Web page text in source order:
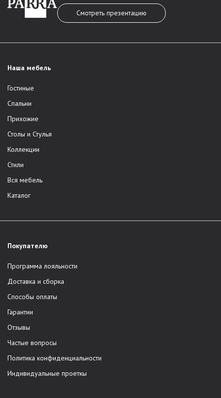
Наша мебель
Гостиные
Спальни
Прихожие
Столы и Стулья
Коллекции
Стили
Вся мебель
Каталог
Покупателю
Программа лояльности
Доставка и сборка
Способы оплаты
Гарантии
Отзывы
Частые вопросы
Политика конфиденциальности
Индивидуальные проеткы
Смотреть презентацию